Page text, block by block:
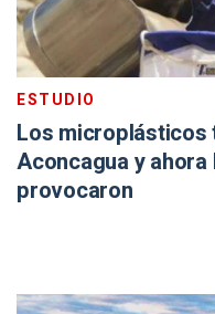
ESTUDIO
Los microplásticos
Aconcagua y
provocaron